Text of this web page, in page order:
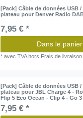
[Pack] Câble de données USB /
plateau pour Denver Radio
7,95 € *
Dans le panier
*avec TVAhors Frais de livraison
[Pack] Câble de données USB /
plateau pour JBL Charge 4 -
Flip 5 Eco Ocean - Clip 4 - Go 3
7,95 € *